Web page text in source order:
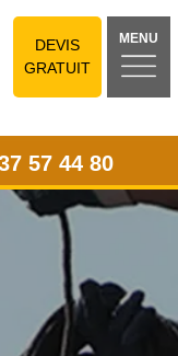
DEVIS
GRATUIT
MENU
57 44 80